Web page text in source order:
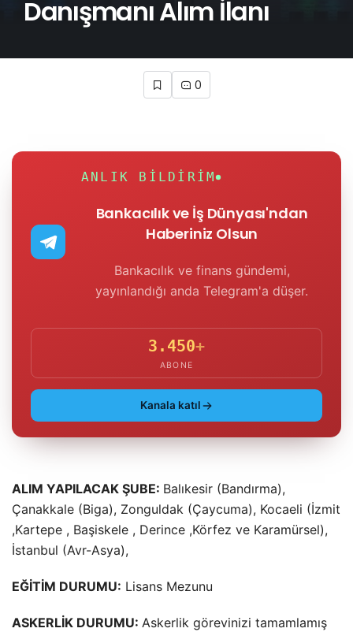
Danışmanı Alım İlanı
0
ANLIK BILDIRIM
Bankacılık ve İş Dünyası'ndan
Haberiniz Olsun
Bankacılık ve finans gündemi,
yayınlandığı anda Telegram'a düşer.
3.450+
ABONE
Kanala katıl
ALIM YAPILACAK ŞUBE: Balıkesir (Bandırma),
Çanakkale (Biga), Zonguldak (Çaycuma), Kocaeli (İzmit
,Kartepe , Başiskele , Derince ,Körfez ve Karamürsel),
İstanbul (Avr-Asya),
EĞİTİM DURUMU: Lisans Mezunu
ASKERLİK DURUMU: Askerlik görevinizi tamamlamış